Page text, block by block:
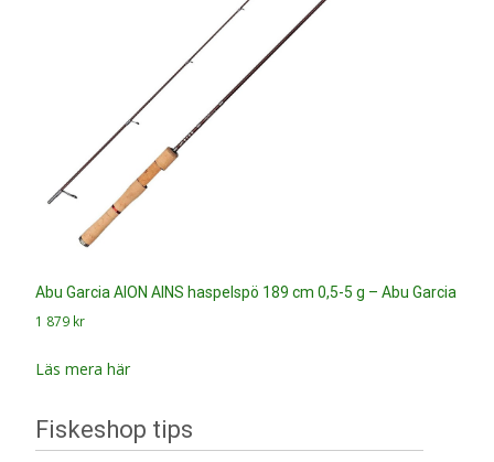
Abu Garcia AION AINS haspelspö 189 cm 0,5-5 g – Abu Garcia
1 879 kr
Läs mera här
Fiskeshop tips